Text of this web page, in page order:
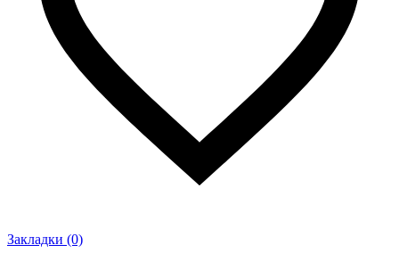
Закладки (0)